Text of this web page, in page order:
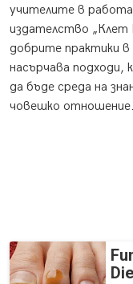
учителите в
издателство „Клет
добрите практики
насърчава подходи,
да бъде среда на
човешко отношение.